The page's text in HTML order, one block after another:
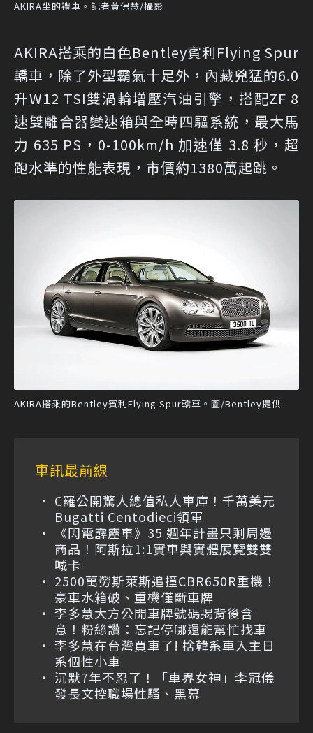
AKIRA坐的禮車。記者黃保慧/攝影
AKIRA搭乘的白色Bentley賓利Flying Spur
轎車，除了外型霸氣十足外，內藏兇猛的6.0
升W12 TSI雙渦輪增壓汽油引擎，搭配ZF 8
速雙離合器變速箱與全時四驅系統，最大馬
力 635 PS，0-100km/h 加速僅 3.8 秒，超
跑水準的性能表現，市價約1380萬起跳。
AKIRA搭乘的Bentley賓利Flying Spur轎車。圖/Bentley提供
車訊最前線
C羅公開驚人總值私人車庫！千萬美元
Bugatti Centodieci領軍
《閃電霹靂車》35 週年計畫只剩周邊
商品！阿斯拉1:1實車與實體展覽雙雙
喊卡
2500萬勞斯萊斯追撞CBR650R重機！
豪車水箱破、重機僅斷車牌
李多慧大方公開車牌號碼揭背後含
意！粉絲讚：忘記停哪還能幫忙找車
李多慧在台灣買車了! 捨韓系車入主日
系個性小車
沉默7年不忍了！「車界女神」李冠儀
發長文控職場性騷、黑幕